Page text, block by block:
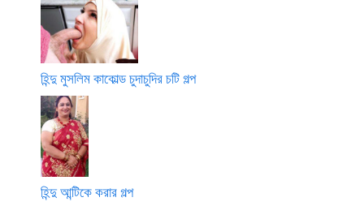
হিন্দু মুসলিম কাকোল্ড চুদাচুদির চটি গল্প
হিন্দু আন্টিকে করার গল্প